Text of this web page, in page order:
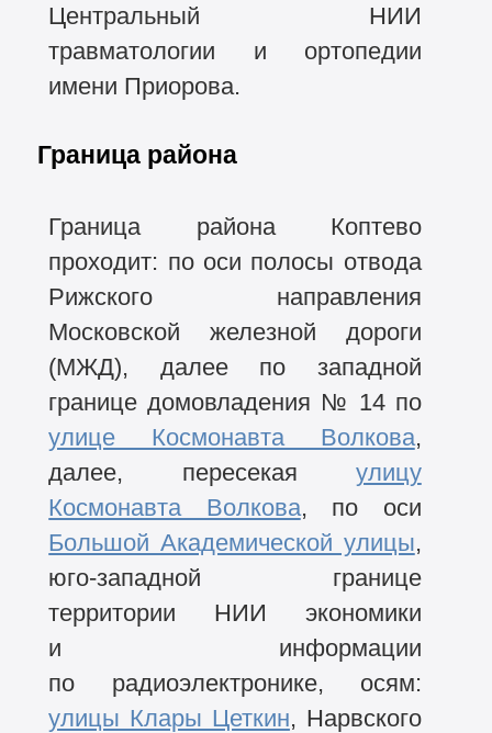
Центральный НИИ
травматологии и ортопедии
имени Приорова.
Граница района
Граница района Коптево
проходит: по оси полосы отвода
Рижского направления
Московской железной дороги
(МЖД), далее по западной
границе домовладения № 14 по
улице Космонавта Волкова,
далее, пересекая улицу
Космонавта Волкова, по оси
Большой Академической улицы,
юго-западной границе
территории НИИ экономики
и информации
по радиоэлектронике, осям:
улицы Клары Цеткин, Нарвского